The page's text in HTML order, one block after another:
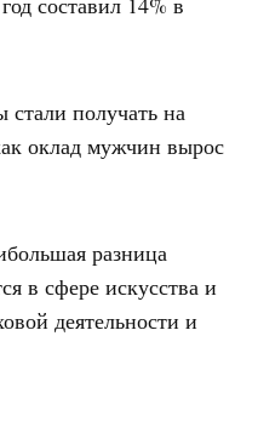
получать на
оклад мужчин вырос
разница
в сфере искусства и
деятельности и